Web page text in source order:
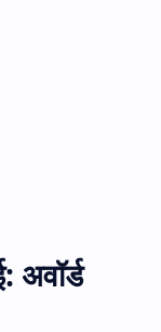
अवॉर्ड